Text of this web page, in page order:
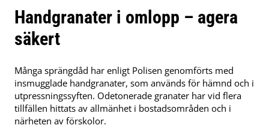
Handgranater i omlopp – agera
säkert
Många sprängdåd har enligt Polisen genomförts med
insmugglade handgranater, som används för hämnd och i
utpressningssyften. Odetonerade granater har vid flera
tillfällen hittats av allmänhet i bostadsområden och i
närheten av förskolor.